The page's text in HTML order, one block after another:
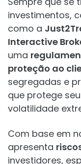
investimentos,
como a
Interactive
uma
proteção ao
segregadas e
que protege
volatilidade
Com base em
apresenta
investidores,